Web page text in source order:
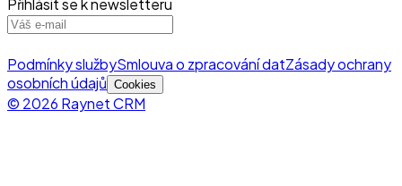
Přihlásit se k newsletteru
Podmínky službySmlouva o zpracování datZásady ochrany
osobních údajů Cookies
© 2026 Raynet CRM